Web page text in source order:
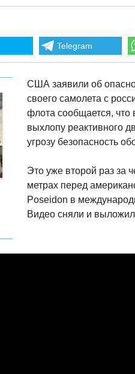
Telegram
США заявили об
своего самолета с
флота сообщается, что
выхлопу реактивного
угрозу безопасность
Это уже второй раз за
метрах перед
Poseidon в
Видео сняли и